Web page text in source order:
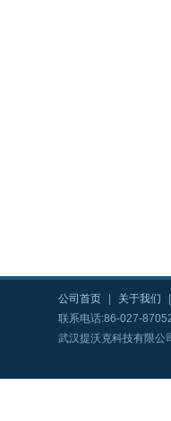
公司首页 关于我们
联系电话:86-027-
武汉提沃克科技有限公